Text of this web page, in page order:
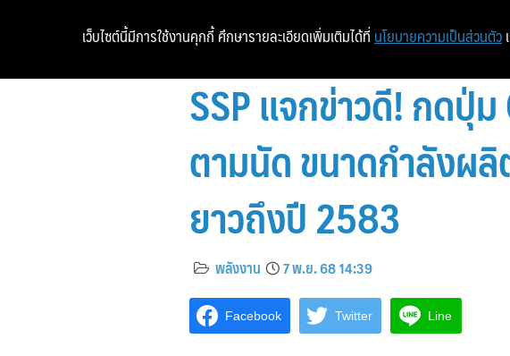
SSP แจกข่าวดี! กดปุ่
ตามนัด ขนาดกำลังผ
ยาวถึงปี 2583
พลังงาน 7 พ.ย. 68 14:39
Facebook Twitter Line
เว็บไซต์นี้มีการใช้งานคุกกี้ ศึกษารายละเอียดเพิ่มเติมได้ที่ นโยบายความเป็นส่วนตัว